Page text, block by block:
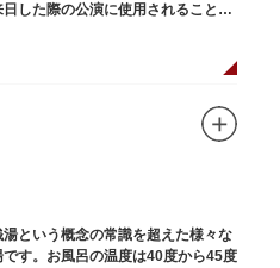
した際の公演に使用されることが
という概念の常識を超えた様々な
す。お風呂の温度は40度から45度